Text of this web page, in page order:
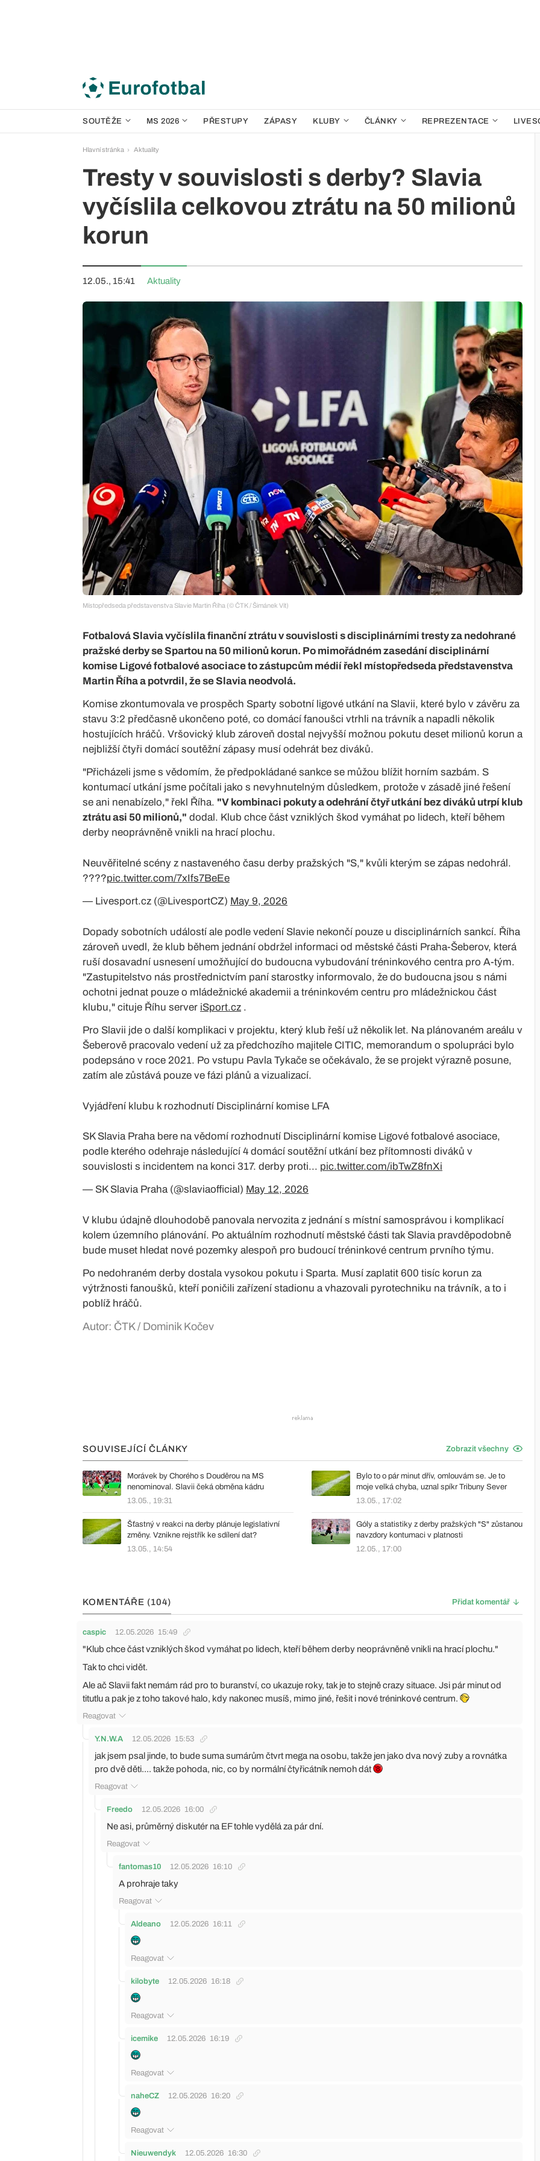
SOUTĚŽE MS 2026 PŘESTUPY ZÁPASY KLUBY ČLÁNKY REPREZENTACE
Hlavní stránka Aktuality
Tresty v souvislosti s derby? Slavia
vyčíslila celkovou ztrátu na 50 milionů
korun
12.05., 15:41 Aktuality
Místopředseda představenstva Slavie Martin Říha (© ČTK / Šimánek Vít)
Fotbalová Slavia vyčíslila finanční ztrátu v souvislosti s disciplinárními tresty za nedohrané
pražské derby se Spartou na 50 milionů korun. Po mimořádném zasedání disciplinární
komise Ligové fotbalové asociace to zástupcům médií řekl místopředseda představenstva
Martin Říha a potvrdil, že se Slavia neodvolá.
Komise zkontumovala ve prospěch Sparty sobotní ligové utkání na Slavii, které bylo v závěru za
stavu 3:2 předčasně ukončeno poté, co domácí fanoušci vtrhli na trávník a napadli několik
hostujících hráčů. Vršovický klub zároveň dostal nejvyšší možnou pokutu deset milionů korun a
nejbližší čtyři domácí soutěžní zápasy musí odehrát bez diváků.
"Přicházeli jsme s vědomím, že předpokládané sankce se můžou blížit horním sazbám. S
kontumací utkání jsme počítali jako s nevyhnutelným důsledkem, protože v zásadě jiné řešení
se ani nenabízelo," řekl Říha. "V kombinaci pokuty a odehrání čtyř utkání bez diváků utrpí klub
ztrátu asi 50 milionů," dodal. Klub chce část vzniklých škod vymáhat po lidech, kteří během
derby neoprávněně vnikli na hrací plochu.
Neuvěřitelné scény z nastaveného času derby pražských "S," kvůli kterým se zápas nedohrál.
????pic.twitter.com/7xIfs7BeEe
— Livesport.cz (@LivesportCZ) May 9, 2026
Dopady sobotních událostí ale podle vedení Slavie nekončí pouze u disciplinárních sankcí. Říha
zároveň uvedl, že klub během jednání obdržel informaci od městské části Praha-Šeberov, která
ruší dosavadní usnesení umožňující do budoucna vybudování tréninkového centra pro A-tým.
"Zastupitelstvo nás prostřednictvím paní starostky informovalo, že do budoucna jsou s námi
ochotni jednat pouze o mládežnické akademii a tréninkovém centru pro mládežnickou část
klubu," cituje Říhu server iSport.cz .
Pro Slavii jde o další komplikaci v projektu, který klub řeší už několik let. Na plánovaném areálu v
Šeberově pracovalo vedení už za předchozího majitele CITIC, memorandum o spolupráci bylo
podepsáno v roce 2021. Po vstupu Pavla Tykače se očekávalo, že se projekt výrazně posune,
zatím ale zůstává pouze ve fázi plánů a vizualizací.
Vyjádření klubu k rozhodnutí Disciplinární komise LFA
SK Slavia Praha bere na vědomí rozhodnutí Disciplinární komise Ligové fotbalové asociace,
podle kterého odehraje následující 4 domácí soutěžní utkání bez přítomnosti diváků v
souvislosti s incidentem na konci 317. derby proti... pic.twitter.com/ibTwZ8fnXi
— SK Slavia Praha (@slaviaofficial) May 12, 2026
V klubu údajně dlouhodobě panovala nervozita z jednání s místní samosprávou i komplikací
kolem územního plánování. Po aktuálním rozhodnutí městské části tak Slavia pravděpodobně
bude muset hledat nové pozemky alespoň pro budoucí tréninkové centrum prvního týmu.
Po nedohraném derby dostala vysokou pokutu i Sparta. Musí zaplatit 600 tisíc korun za
výtržnosti fanoušků, kteří poničili zařízení stadionu a vhazovali pyrotechniku na trávník, a to i
poblíž hráčů.
Autor: ČTK / Dominik Kočev
SOUVISEJÍCÍ ČLÁNKY Zobrazit všechny
Morávek by Chorého s Douděrou na MS
nenominoval. Slavii čeká obměna kádru
13.05., 19:31
Bylo to o pár minut dřív, omlouvám se. Je to
moje velká chyba, uznal spíkr Tribuny Sever
13.05., 17:02
Šťastný v reakci na derby plánuje legislativní
změny. Vznikne rejstřík ke sdílení dat?
13.05., 14:54
Góly a statistiky z derby pražských "S" zůstanou
navzdory kontumaci v platnosti
12.05., 17:00
KOMENTÁŘE (104) Přidat komentář
caspic 12.05.2026 15:49
"Klub chce část vzniklých škod vymáhat po lidech, kteří během derby neoprávněně vnikli na hrací plochu."
Tak to chci vidět.
Ale ač Slavii fakt nemám rád pro to buranství, co ukazuje roky, tak je to stejně crazy situace. Jsi pár minut od
titutlu a pak je z toho takové halo, kdy nakonec musíš, mimo jiné, řešit i nové tréninkové centrum.
Reagovat
Y.N.W.A 12.05.2026 15:53
jak jsem psal jinde, to bude suma sumárům čtvrt mega na osobu, takže jen jako dva nový zuby a rovnátka
pro dvě děti.... takže pohoda, nic, co by normální čtyřicátník nemoh dát
Reagovat
Freedo 12.05.2026 16:00
Ne asi, průměrný diskutér na EF tohle vydělá za pár dní.
Reagovat
fantomas10 12.05.2026 16:10
A prohraje taky
Reagovat
Aldeano 12.05.2026 16:11
Reagovat
kilobyte 12.05.2026 16:18
Reagovat
icemike 12.05.2026 16:19
Reagovat
naheCZ 12.05.2026 16:20
Reagovat
Nieuwendyk 12.05.2026 16:30